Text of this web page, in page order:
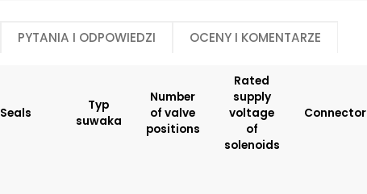
N2
Rated supply voltage of solenoids:
12060
Pytania i odpowiedzi Oceny i komentarze
Seals
Typ
suwaka
Number
of valve
positions
Rated
supply
voltage
of
solenoids
Connector